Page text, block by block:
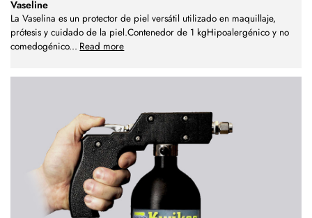
Vaseline
La Vaselina es un protector de piel versátil utilizado en maquillaje,
prótesis y cuidado de la piel.Contenedor de 1 kgHipoalergénico y no
comedogénico... Read more